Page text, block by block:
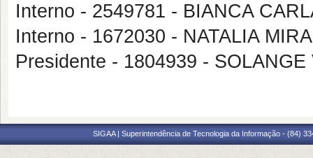
Interno - 2549781 - BIANCA
Interno - 1672030 - NATALIA
Presidente - 1804939 -
SIGAA | Superintendência de Tecnologia da Informação - (84)